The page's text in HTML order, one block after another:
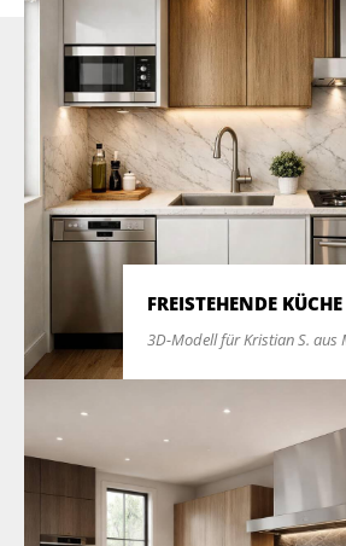
FREISTEHENDE KÜCHE
3D-Modell für Kristian S. aus